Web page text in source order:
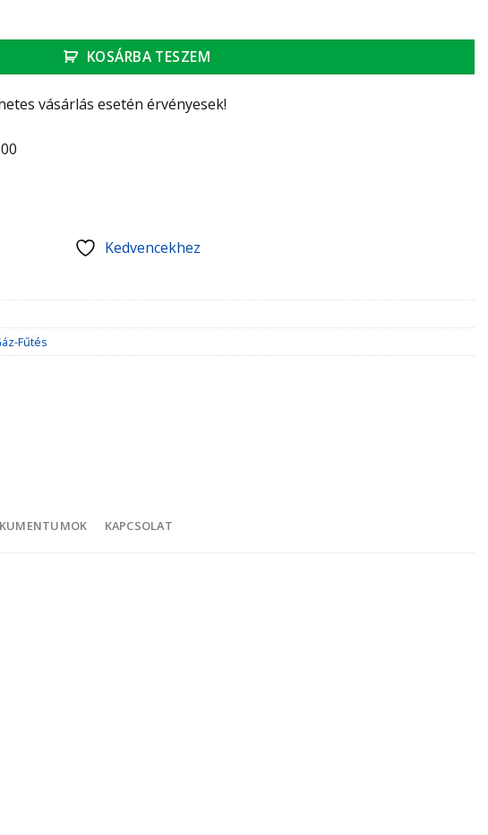
állomás, DN25 szivattyú nélkül, univerzális szigeteléssel mennyiség
KOSÁRBA TESZEM
vásárlás esetén érvényesek!
Kedvencekhez
Fűtés
KAPCSOLAT